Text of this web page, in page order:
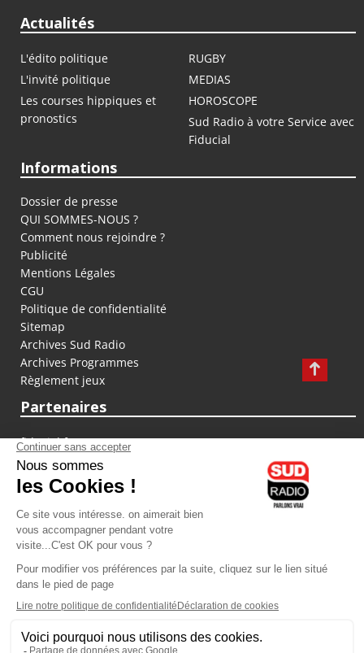
Actualités
L'édito politique
RUGBY
L'invité politique
MEDIAS
Les courses hippiques et
pronostics
HOROSCOPE
Sud Radio à votre Service avec
Fiducial
Informations
Dossier de presse
QUI SOMMES-NOUS ?
Comment nous rejoindre ?
Publicité
Mentions Légales
CGU
Politique de confidentialité
Sitemap
Archives Sud Radio
Archives Programmes
Règlement jeux
Partenaires
fiducial.fr
lyoncapitale.fr
olympique-et-lyonnais.com
L'application Iphone / Android
Téléchargez l'application
Les cookies
Gestion des cookies